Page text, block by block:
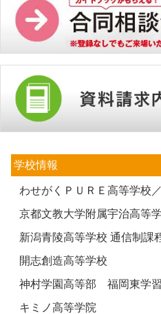
学校情報
わせがくＰＵＲＥ高等学校
京都文教大学附属宇治高等
新潟青陵高等学校 通信制課
開志創造高等学校
神村学園高等部 福岡東学
キミノ高等学院